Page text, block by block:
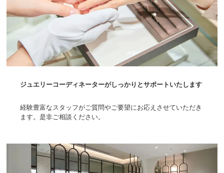
ジュエリーコーディネーターがしっかりとサポートいたします
経験豊富なスタッフがご質問やご要望にお応えさせていただき
ます。是非ご相談ください。